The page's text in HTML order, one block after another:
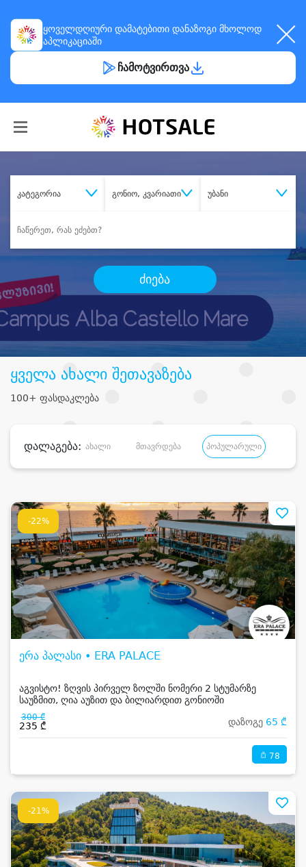
ყოველდღიური დამატებითი დანაზოგი მხოლოდ
აპლიკაციაში
ჩამოტვირთვა
კატეგორია გონიო, კვარიათი უბანი
ძიება
ყველა ახალი შეთავაზება
100+ ფასდაკლება
დალაგება: ახალი მთავრდება პოპულარული
-22%
ერა პალასი • ERA PALACE
აგვისტო! ზღვის პირველ ზოლში ნომერი 2 სტუმარზე
საუზმით, ღია აუზით და ბილიარდით გონიოში
300 ₾
235 ₾ დაზოგე 65 ₾
78
-21%